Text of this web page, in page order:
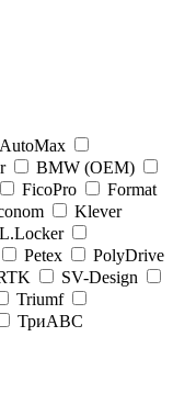
AutoMax
BMW (OEM)
FicoPro
Format
Klever
L.Locker
Petex
PolyDrive
SV-Design
Triumf
ТриАВС